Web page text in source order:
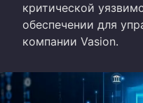
критической
обеспечении для
компании Vasion.